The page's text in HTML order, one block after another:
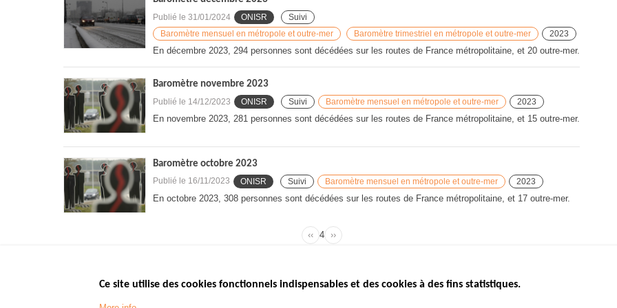
Publié le 31/01/2024 ONISR
Suivi
Baromètre mensuel en métropole et outre-mer
Baromètre trimestriel en métropole et outre-mer 2023
En décembre 2023, 294 personnes sont décédées sur les routes de France métropolitaine, et 20 outre-mer.
Baromètre novembre 2023
Publié le 14/12/2023 ONISR Suivi Baromètre mensuel en métropole et outre-mer 2023
En novembre 2023, 281 personnes sont décédées sur les routes de France métropolitaine, et 15 outre-mer.
Baromètre octobre 2023
Publié le 16/11/2023 ONISR Suivi Baromètre mensuel en métropole et outre-mer 2023
En octobre 2023, 308 personnes sont décédées sur les routes de France métropolitaine, et 17 outre-mer.
Pagination
Page
‹‹ Page
4
Page
››
Ce site utilise des cookies fonctionnels indispensables et des cookies à des fins statistiques.